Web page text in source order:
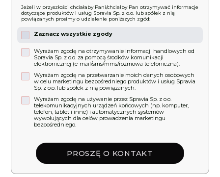
Jeżeli w przyszłości chciałaby Pani/chciałby Pan otrzymywać informacje
dotyczące produktów i usług Spravia Sp. z o.o. lub spółek z nią
powiązanych prosimy o udzielenie poniższych zgód:
Zaznacz wszystkie zgody
Wyrażam zgodę na otrzymywanie informacji handlowych od
Spravia Sp. z o.o. za pomocą środków komunikacji
elektronicznej (e-mail/sms/mms/rozmowa telefoniczna).
Wyrażam zgodę na przetwarzanie moich danych osobowych
w celu marketingu bezpośredniego produktów i usług Spravia
Sp. z o.o. lub spółek z nią powiązanych.
Wyrażam zgodę na używanie przez Spravia Sp. z o.o.
telekomunikacyjnych urządzeń końcowych (np. komputer,
telefon, tablet i inne) i automatycznych systemów
wywołujących dla celów prowadzenia marketingu
bezpośredniego.